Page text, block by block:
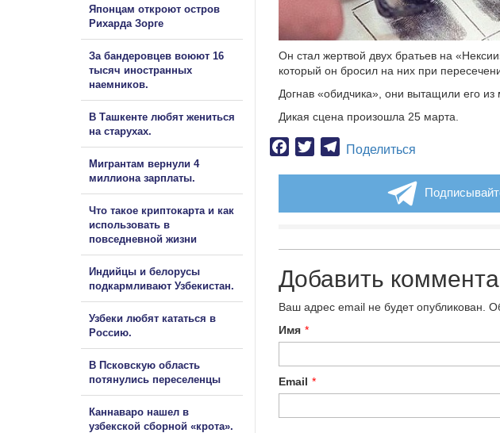
Он стал жертвой двух братьев на
который он бросил на них при
Догнав «обидчика», они вытащили его
Дикая сцена произошла 25 марта.
Facebook
TwitterTelegram
Поделиться
Добавить
Ваш адрес email не будет опубликован.
Имя *
Email *
Японцам откроют остров
Рихарда Зорге
За бандеровцев воюют 16
тысяч иностранных
наемников.
В Ташкенте любят жениться
на старухах.
Мигрантам вернули 4
миллиона зарплаты.
Что такое криптокарта и как
использовать в
повседневной жизни
Индийцы и белорусы
подкармливают Узбекистан.
Узбеки любят кататься в
Россию.
В Псковскую область
потянулись переселенцы
Каннаваро нашел в
узбекской сборной «крота».